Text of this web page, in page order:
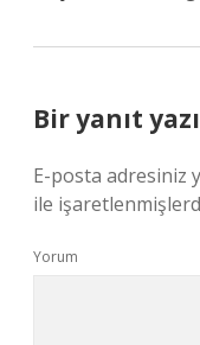
Bir yanıt
E-posta adresiniz
ile
Yorum